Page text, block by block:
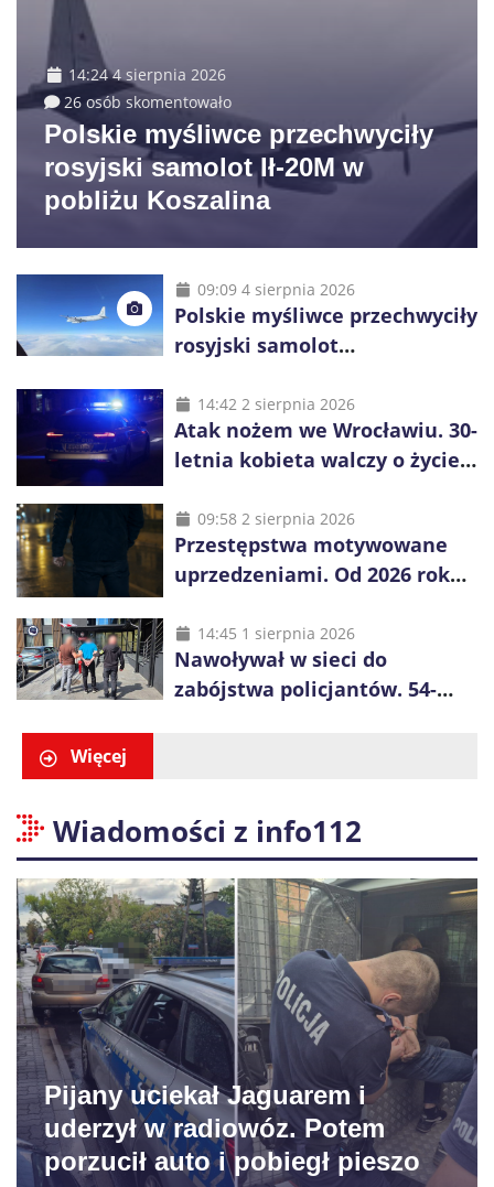
14:24 4 sierpnia 2026
26 osób skomentowało
Polskie myśliwce przechwyciły
rosyjski samolot Ił-20M w
pobliżu Koszalina
09:09 4 sierpnia 2026
Polskie myśliwce przechwyciły
rosyjski samolot
14:42 2 sierpnia 2026
Atak nożem we Wrocławiu. 30-
letnia kobieta walczy o życie,
obywatela Ukrainy
09:58 2 sierpnia 2026
Przestępstwa motywowane
uprzedzeniami. Od 2026 roku
liczenia danych
14:45 1 sierpnia 2026
Nawoływał w sieci do
zabójstwa policjantów. 54-
Więcej
Wiadomości z info112
Pijany uciekał Jaguarem i
uderzył w radiowóz. Potem
porzucił auto i pobiegł pieszo